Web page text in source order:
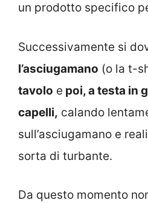
un prodotto specifico
Successivamente si
l’asciugamano (o la t-
tavolo e poi, a testa in
capelli, calando
sull’asciugamano e
sorta di turbante.
Da questo momento